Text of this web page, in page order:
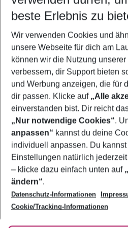
5-8 Nächte
2 Erwachsene Keine Kinder
Mehr Filter
Footer
Footer navigation
Über uns
AGB
Bestpreisgarantie
Cookie-Einstellungen ändern
Cookie-Richtlinie
Agenturbetreuung
Barrierefreies Reisen
Folge uns
beste Erlebnis zu
Wir verwenden Cookies und
unsere Webseite für dich am
können wir die Nutzung
verbessern, dir Support bieten
und Werbung anzeigen, die für
dir passen. Klicke auf „Alle
einverstanden bist. Dir reicht
„Nur notwendige Cookies“.
anpassen“ kannst du deine
individuell anpassen. Du
Einstellungen natürlich
– klicke dazu einfach unten auf
ändern“.
Datenschutz-Informationen
Cookie/Tracking-Informationen